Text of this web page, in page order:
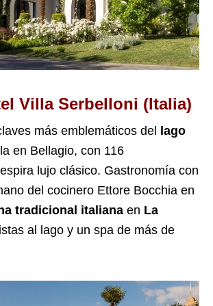
Villa Serbelloni (Italia)
más emblemáticos del
lago
en Bellagio, con 116
lujo clásico. Gastronomía con
del cocinero Ettore Bocchia en
tradicional italiana en La
al lago y un spa de más de